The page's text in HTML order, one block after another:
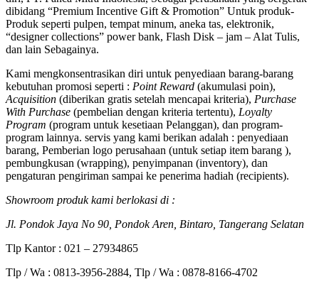
dibidang “Premium Incentive Gift & Promotion” Untuk produk-
Produk seperti pulpen, tempat minum, aneka tas, elektronik,
“designer collections” power bank, Flash Disk – jam – Alat Tulis,
dan lain Sebagainya.
Kami mengkonsentrasikan diri untuk penyediaan barang-barang
kebutuhan promosi seperti : Point Reward (akumulasi poin),
Acquisition (diberikan gratis setelah mencapai kriteria), Purchase
With Purchase (pembelian dengan kriteria tertentu), Loyalty
Program (program untuk kesetiaan Pelanggan), dan program-
program lainnya. servis yang kami berikan adalah : penyediaan
barang, Pemberian logo perusahaan (untuk setiap item barang ),
pembungkusan (wrapping), penyimpanan (inventory), dan
pengaturan pengiriman sampai ke penerima hadiah (recipients).
Showroom produk kami berlokasi di :
Jl. Pondok Jaya No 90, Pondok Aren, Bintaro, Tangerang Selatan
Tlp Kantor : 021 – 27934865
Tlp / Wa : 0813-3956-2884, Tlp / Wa : 0878-8166-4702